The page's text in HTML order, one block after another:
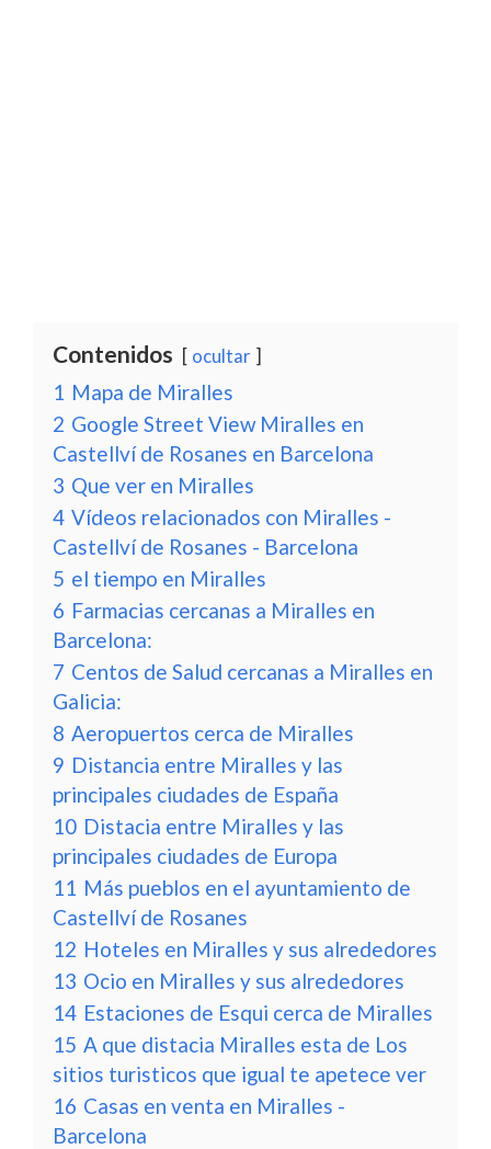
Contenidos ocultar
1 Mapa de Miralles
2 Google Street View Miralles en
Castellví de Rosanes en Barcelona
3 Que ver en Miralles
4 Vídeos relacionados con Miralles -
Castellví de Rosanes - Barcelona
5 el tiempo en Miralles
6 Farmacias cercanas a Miralles en
Barcelona:
7 Centos de Salud cercanas a Miralles en
Galicia:
8 Aeropuertos cerca de Miralles
9 Distancia entre Miralles y las
principales ciudades de España
10 Distacia entre Miralles y las
principales ciudades de Europa
11 Más pueblos en el ayuntamiento de
Castellví de Rosanes
12 Hoteles en Miralles y sus alrededores
13 Ocio en Miralles y sus alrededores
14 Estaciones de Esqui cerca de Miralles
15 A que distacia Miralles esta de Los
sitios turisticos que igual te apetece ver
16 Casas en venta en Miralles -
Barcelona